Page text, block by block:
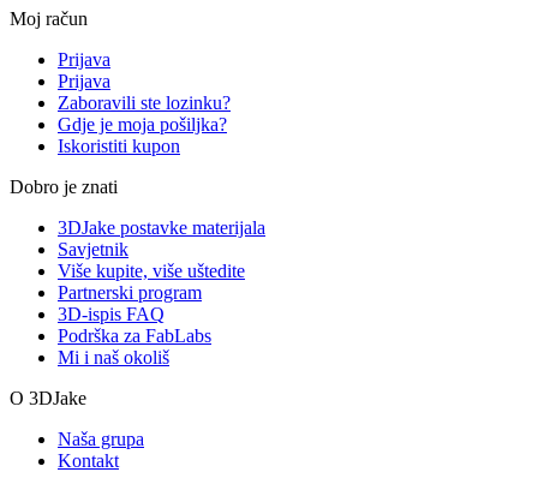
Moj račun
Prijava
Prijava
Zaboravili ste lozinku?
Gdje je moja pošiljka?
Iskoristiti kupon
Dobro je znati
3DJake postavke materijala
Savjetnik
Više kupite, više uštedite
Partnerski program
3D-ispis FAQ
Podrška za FabLabs
Mi i naš okoliš
O 3DJake
Naša grupa
Kontakt